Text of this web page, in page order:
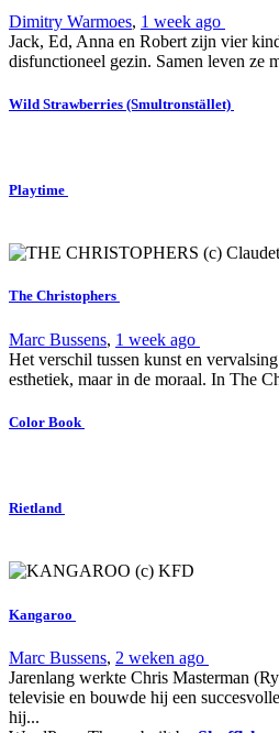
Dimitry Warmoes, 1 week ago
Jack, Ed, Anna en Robert zijn vier
disfunctioneel gezin. Samen leven ze
Wild Strawberries (Smultronstället)
Playtime
The Christophers
Marc Bussens, 1 week ago
Het verschil tussen kunst en
esthetiek, maar in de moraal. In The
Color Book
Rietland
Kangaroo
Marc Bussens, 2 weken ago
Jarenlang werkte Chris Masterman
televisie en bouwde hij een
hij...